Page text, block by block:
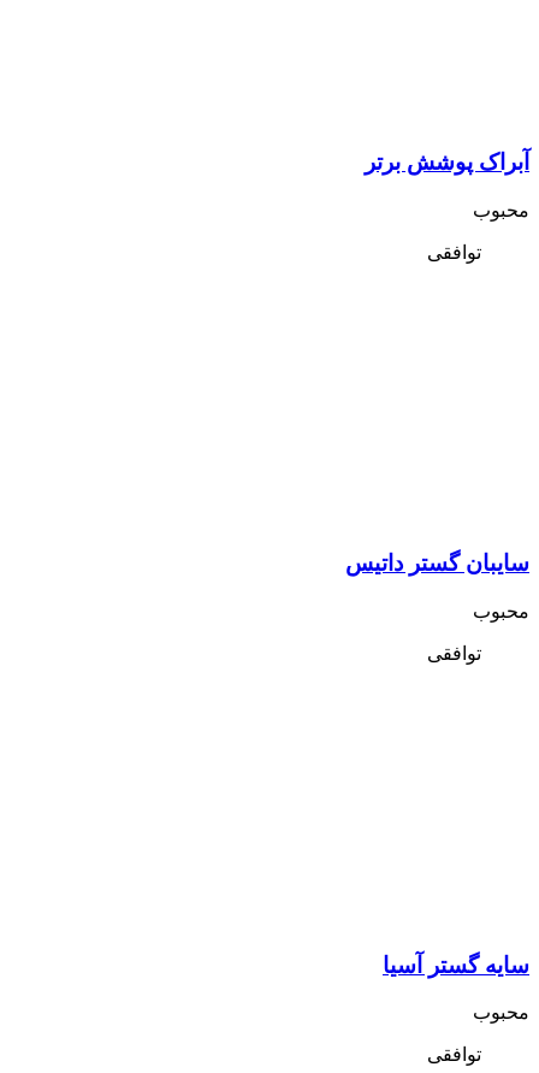
آبراک پوشش برتر
محبوب
توافقی
سایبان گستر داتیس
محبوب
توافقی
سایه گستر آسیا
محبوب
توافقی